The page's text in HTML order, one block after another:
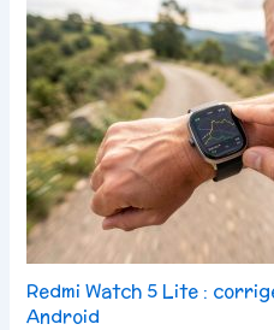
Redmi Watch 5 Lite :
Android